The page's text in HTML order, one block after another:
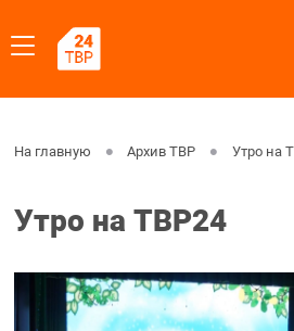
На главную Архив ТВР Утро на
Утро на ТВР24